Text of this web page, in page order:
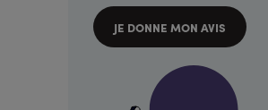
JE DONNE MON AVIS